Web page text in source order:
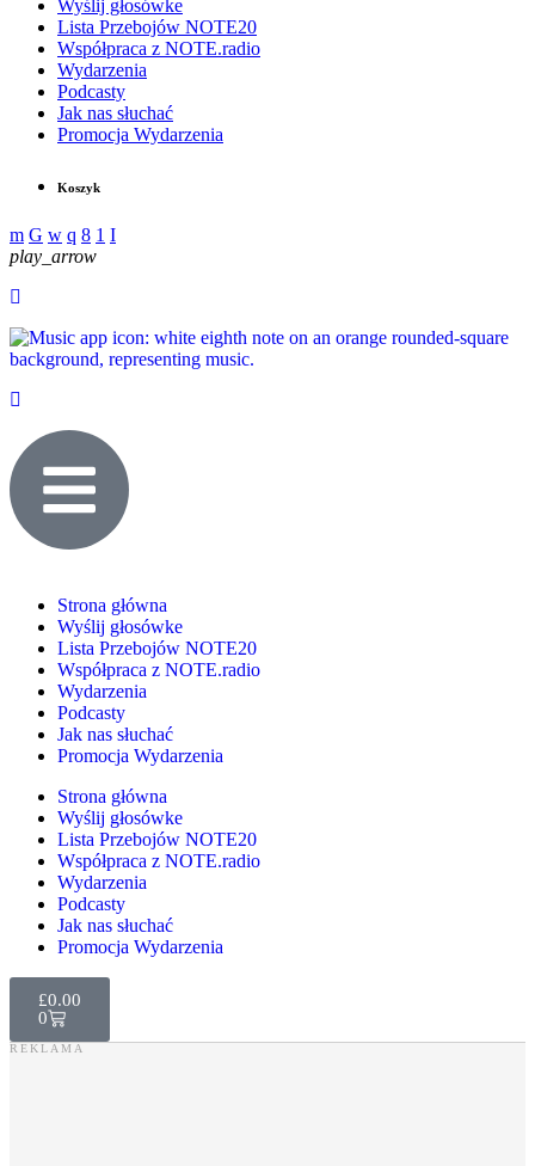
Wyślij głosówke
Lista Przebojów NOTE20
Współpraca z NOTE.radio
Wydarzenia
Podcasty
Jak nas słuchać
Promocja Wydarzenia
Koszyk
play_arrow
Strona główna
Wyślij głosówke
Lista Przebojów NOTE20
Współpraca z NOTE.radio
Wydarzenia
Podcasty
Jak nas słuchać
Promocja Wydarzenia
Strona główna
Wyślij głosówke
Lista Przebojów NOTE20
Współpraca z NOTE.radio
Wydarzenia
Podcasty
Jak nas słuchać
Promocja Wydarzenia
£0.00
0